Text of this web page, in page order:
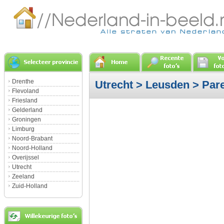
Drenthe
Flevoland
Friesland
Gelderland
Groningen
Limburg
Noord-Brabant
Noord-Holland
Overijssel
Utrecht
Zeeland
Zuid-Holland
Utrecht> Leusden >